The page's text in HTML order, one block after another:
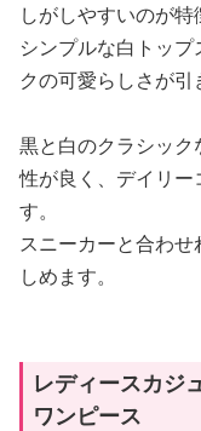
しがしやすいのが特
シンプルな白トッ
クの可愛らしさが引
黒と白のクラシッ
性が良く、デイリ
す。
スニーカーと合わ
しめます。
レディースカジ
ワンピース